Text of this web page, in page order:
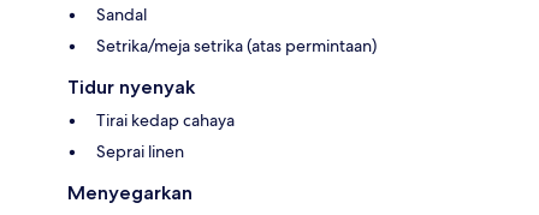
Sandal
Setrika/meja setrika (atas permintaan)
Tidur nyenyak
Tirai kedap cahaya
Seprai linen
Menyegarkan